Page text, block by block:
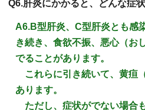
Q6.肝炎にかかると、どんな症
A6.B型肝炎、C型肝炎とも感
き続き、食欲不振、悪心（お
でることがあります。
これらに引き続いて、黄疸
あります。
ただし、症状がでない場合